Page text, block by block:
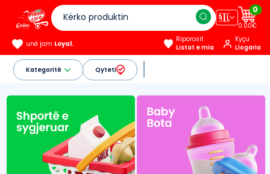
🇦🇱
0
0.00€
unë jam Loyal.
Riporosit
Listat e mia
Kyçu
Llogaria
Kategoritë Qyteti